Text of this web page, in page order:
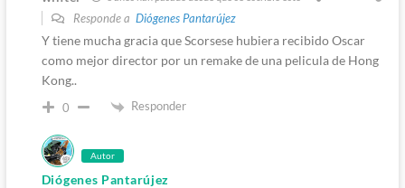
Responde a Diógenes Pantarújez
Y tiene mucha gracia que Scorsese hubiera recibido Oscar
como mejor director por un remake de una pelicula de Hong
Kong..
0 Responder
Autor
Diógenes Pantarújez